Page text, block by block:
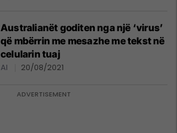
Australianët goditen nga një ‘virus’
që mbërrin me mesazhe me tekst në
celularin tuaj
AI 20/08/2021